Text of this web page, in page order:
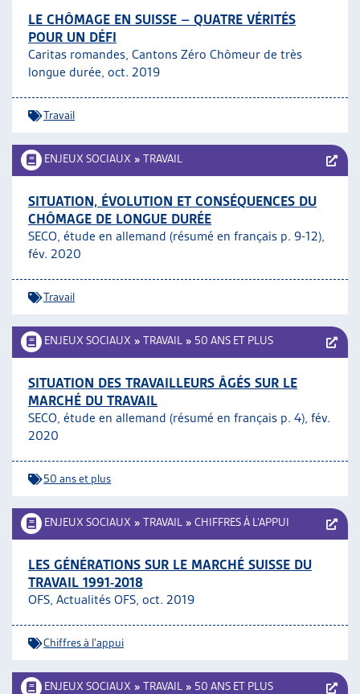
LE CHÔMAGE EN SUISSE – QUATRE VÉRITÉS
POUR UN DÉFI
Caritas romandes, Cantons Zéro Chômeur de très
longue durée, oct. 2019
Travail
ENJEUX SOCIAUX » TRAVAIL
SITUATION, ÉVOLUTION ET CONSÉQUENCES DU
CHÔMAGE DE LONGUE DURÉE
SECO, étude en allemand (résumé en français p. 9-12),
fév. 2020
Travail
ENJEUX SOCIAUX » TRAVAIL » 50 ANS ET PLUS
SITUATION DES TRAVAILLEURS ÂGÉS SUR LE
MARCHÉ DU TRAVAIL
SECO, étude en allemand (résumé en français p. 4), fév.
2020
50 ans et plus
ENJEUX SOCIAUX » TRAVAIL » CHIFFRES À L’APPUI
LES GÉNÉRATIONS SUR LE MARCHÉ SUISSE DU
TRAVAIL 1991-2018
OFS, Actualités OFS, oct. 2019
Chiffres à l'appui
ENJEUX SOCIAUX » TRAVAIL » 50 ANS ET PLUS